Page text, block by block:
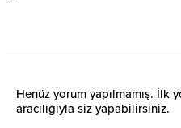
Henüz yorum yapılmamış. İlk
aracılığıyla siz yapabilirsiniz.